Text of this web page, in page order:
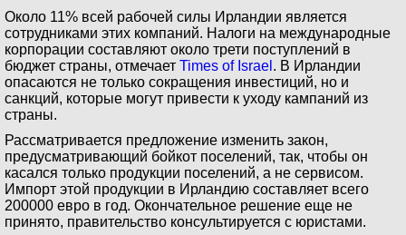
Около 11% всей рабочей силы Ирландии является
сотрудниками этих компаний. Налоги на международные
корпорации составляют около трети поступлений в
бюджет страны, отмечает Times of Israel . В Ирландии
опасаются не только сокращения инвестиций, но и
санкций, которые могут привести к уходу кампаний из
страны.
Рассматривается предложение изменить закон,
предусматривающий бойкот поселений, так, чтобы он
касался только продукции поселений, а не сервисом.
Импорт этой продукции в Ирландию составляет всего
200000 евро в год. Окончательное решение еще не
принято, правительство консультируется с юристами.